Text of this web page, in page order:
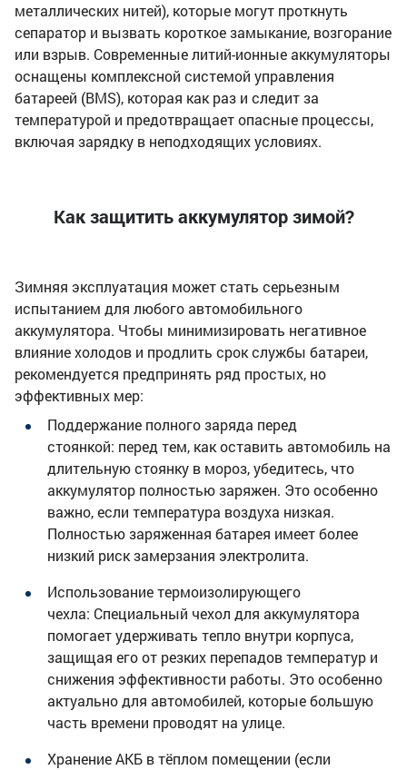
металлических нитей), которые могут проткнуть
сепаратор и вызвать короткое замыкание, возгорание
или взрыв. Современные литий-ионные аккумуляторы
оснащены комплексной системой управления
батареей (BMS), которая как раз и следит за
температурой и предотвращает опасные процессы,
включая зарядку в неподходящих условиях.
Как защитить аккумулятор зимой?
Зимняя эксплуатация может стать серьезным
испытанием для любого автомобильного
аккумулятора. Чтобы минимизировать негативное
влияние холодов и продлить срок службы батареи,
рекомендуется предпринять ряд простых, но
эффективных мер:
Поддержание полного заряда перед
стоянкой: перед тем, как оставить автомобиль на
длительную стоянку в мороз, убедитесь, что
аккумулятор полностью заряжен. Это особенно
важно, если температура воздуха низкая.
Полностью заряженная батарея имеет более
низкий риск замерзания электролита.
Использование термоизолирующего
чехла: Специальный чехол для аккумулятора
помогает удерживать тепло внутри корпуса,
защищая его от резких перепадов температур и
снижения эффективности работы. Это особенно
актуально для автомобилей, которые большую
часть времени проводят на улице.
Хранение АКБ в тёплом помещении (если